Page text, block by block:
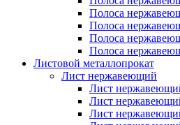
Полоса
Полоса
Полоса
Полоса
Листовой металлопрокат
Лист нержавеющий
Лист
Лист
Лист